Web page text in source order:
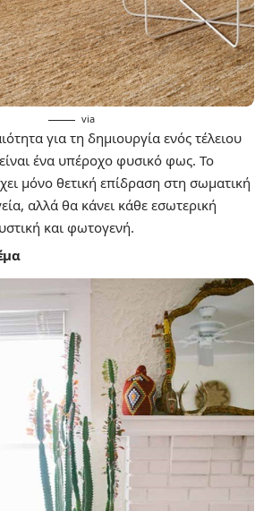
via
για τη δημιουργία ενός τέλειου
ένα υπέροχο φυσικό φως. Το
μόνο θετική επίδραση στη σωματική
αλλά θα κάνει κάθε εσωτερική
και φωτογενή.